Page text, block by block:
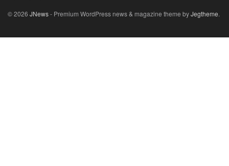
© 2026 JNews- Premium WordPress news & magazine theme byJegtheme.